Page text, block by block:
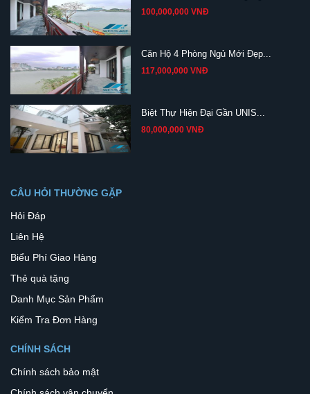
100,000,000 VNĐ
Căn Hộ 4 Phòng Ngủ Mới Đẹp...
117,000,000 VNĐ
Biệt Thự Hiện Đại Gần UNIS...
80,000,000 VNĐ
CÂU HỎI THƯỜNG GẶP
Hỏi Đáp
Liên Hệ
Biểu Phí Giao Hàng
Thẻ quà tặng
Danh Mục Sản Phẩm
Kiểm Tra Đơn Hàng
CHÍNH SÁCH
Chính sách bảo mật